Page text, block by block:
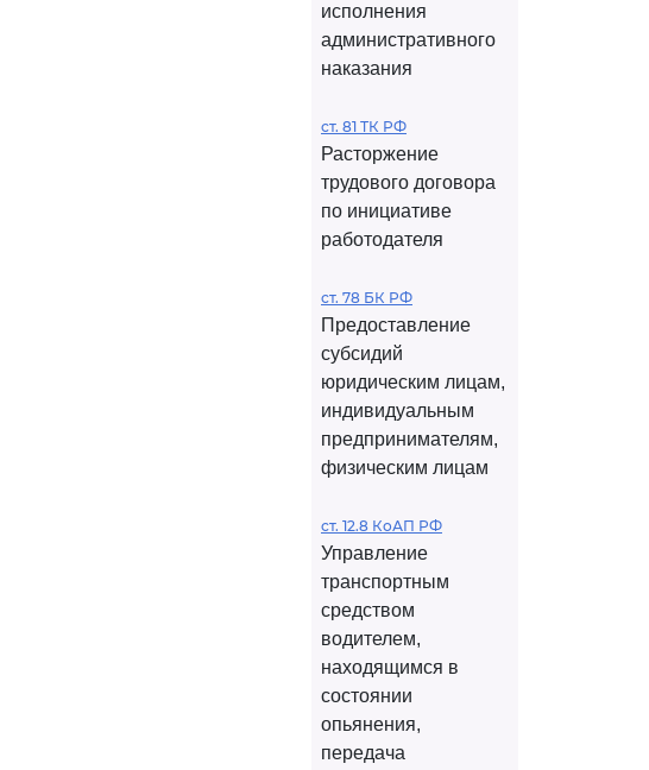
исполнения
административного
наказания
ст. 81 ТК РФ
Расторжение
трудового договора
по инициативе
работодателя
ст. 78 БК РФ
Предоставление
субсидий
юридическим лицам,
индивидуальным
предпринимателям,
физическим лицам
ст. 12.8 КоАП РФ
Управление
транспортным
средством
водителем,
находящимся в
состоянии
опьянения,
передача